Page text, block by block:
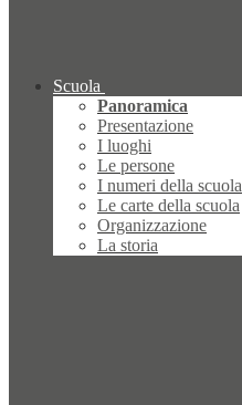
Scuola
Panoramica
Presentazione
I luoghi
Le persone
I numeri della scuola
Le carte della scuola
Organizzazione
La storia